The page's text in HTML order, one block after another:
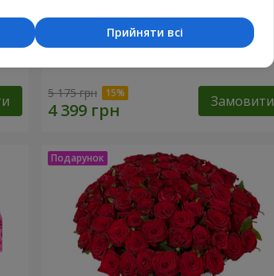
5 175 грн Замовити
Прийняти всі